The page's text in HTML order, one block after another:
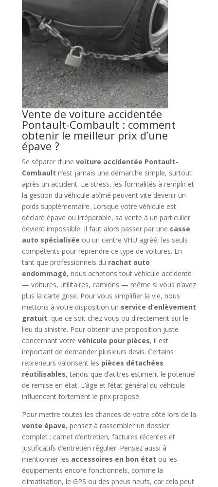
Vente de voiture accidentée
Pontault-Combault : comment
obtenir le meilleur prix d’une
épave ?
Se séparer d’une voiture accidentée Pontault-
Combault n’est jamais une démarche simple, surtout
après un accident. Le stress, les formalités à remplir et
la gestion du véhicule abîmé peuvent vite devenir un
poids supplémentaire. Lorsque votre véhicule est
déclaré épave ou irréparable, sa vente à un particulier
devient impossible. Il faut alors passer par une casse
auto spécialisée ou un centre VHU agréé, les seuls
compétents pour reprendre ce type de voitures. En
tant que professionnels du rachat auto
endommagé, nous achetons tout véhicule accidenté
— voitures, utilitaires, camions — même si vous n’avez
plus la carte grise. Pour vous simplifier la vie, nous
mettons à votre disposition un service d’enlèvement
gratuit, que ce soit chez vous ou directement sur le
lieu du sinistre. Pour obtenir une proposition juste
concernant votre véhicule pour pièces, il est
important de demander plusieurs devis. Certains
repreneurs valorisent les pièces détachées
réutilisables, tandis que d’autres estiment le potentiel
de remise en état. L’âge et l’état général du véhicule
influencent fortement le prix proposé.
Pour mettre toutes les chances de votre côté lors de la
vente épave, pensez à rassembler un dossier
complet : carnet d’entretien, factures récentes et
justificatifs d’entretien régulier. Pensez aussi à
mentionner les accessoires en bon état ou les
équipements encore fonctionnels, comme la
climatisation, le GPS ou des pneus neufs, car cela peut